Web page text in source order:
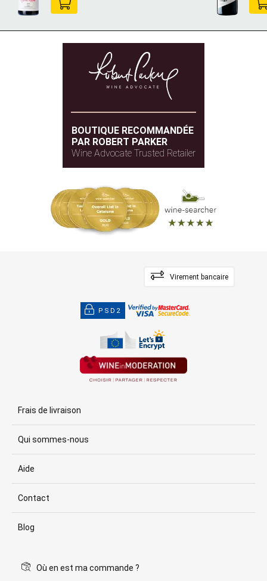
BOUTIQUE RECOMMANDÉE
PAR ROBERT PARKER
Wine Advocate Trusted Retailer
Virement bancaire
PSD2
Frais de livraison
Qui sommes-nous
Aide
Contact
Blog
Où en est ma commande ?